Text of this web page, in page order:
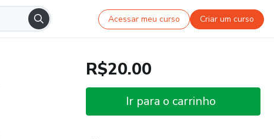
Acessar meu curso Criar um curso
R$20.00
Ir para o carrinho